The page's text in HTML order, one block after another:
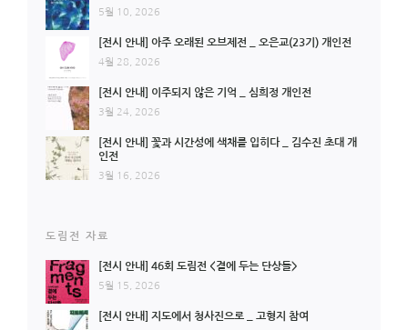
5월 10, 2026
[전시 안내] 아주 오래된 오브제전 _ 오은교(23기) 개인전
4월 28, 2026
[전시 안내] 이주되지 않은 기억 _ 심희정 개인전
3월 24, 2026
[전시 안내] 꽃과 시간성에 색채를 입히다 _ 김수진 초대 개
인전
3월 16, 2026
도림전 자료
[전시 안내] 46회 도림전 <곁에 두는 단상들>
5월 15, 2026
[전시 안내] 지도에서 청사진으로 _ 고형지 참여